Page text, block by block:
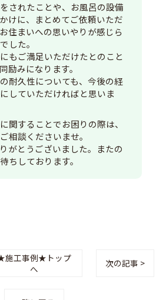
されたことや、お風呂の設備
けに、まとめてご依頼いただ
住まいへの思いやりが感じら
した。
もご満足いただけたとのこと
励みになります。
耐久性についても、今後の経
していただければと思いま
関することでお困りの際は、
相談くださいませ。
がとうございました。またの
ちしております。
施工事例★トップ
へ
次の記事 >